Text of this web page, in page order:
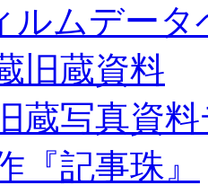
ルムデータ
旧蔵資料
蔵写真資
『記事珠』